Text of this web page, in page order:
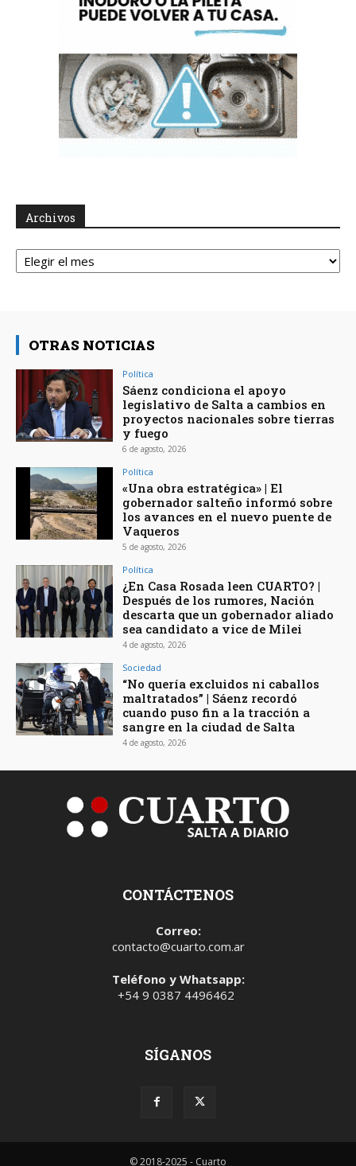
Archivos
Archivos
OTRAS NOTICIAS
Política
Sáenz condiciona el apoyo
legislativo de Salta a cambios en
proyectos nacionales sobre tierras
y fuego
6 de agosto, 2026
Política
«Una obra estratégica» | El
gobernador salteño informó sobre
los avances en el nuevo puente de
Vaqueros
5 de agosto, 2026
Política
¿En Casa Rosada leen CUARTO? |
Después de los rumores, Nación
descarta que un gobernador aliado
sea candidato a vice de Milei
4 de agosto, 2026
Sociedad
“No quería excluidos ni caballos
maltratados” | Sáenz recordó
cuando puso fin a la tracción a
sangre en la ciudad de Salta
4 de agosto, 2026
CONTÁCTENOS
Correo:
contacto@cuarto.com.ar
Teléfono y Whatsapp:
+54 9 0387 4496462
SÍGANOS
© 2018-2025 - Cuarto